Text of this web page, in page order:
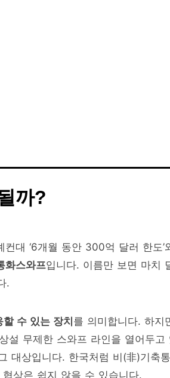
까?
대 ‘6개월 동안 300억 달러 한도’
화스와프입니다. 이름만 보면 마치
.
수 있는 장치를 의미합니다. 하지
설 무제한 스와프 라인을 열어두고
대상입니다. 한국처럼 비(非)기축통
상은 쉽지 않을 수 있습니다.